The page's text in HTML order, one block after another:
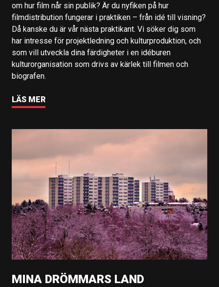
om hur film når sin publik? Är du nyfiken på hur
filmdistribution fungerar i praktiken – från idé till visning?
Då kanske du är vår nästa praktikant. Vi söker dig som
har intresse för projektledning och kulturproduktion, och
som vill utveckla dina färdigheter i en idéburen
kulturorganisation som drivs av kärlek till filmen och
biografen.
LÄS MER
MINA DRÖMMARS LAND